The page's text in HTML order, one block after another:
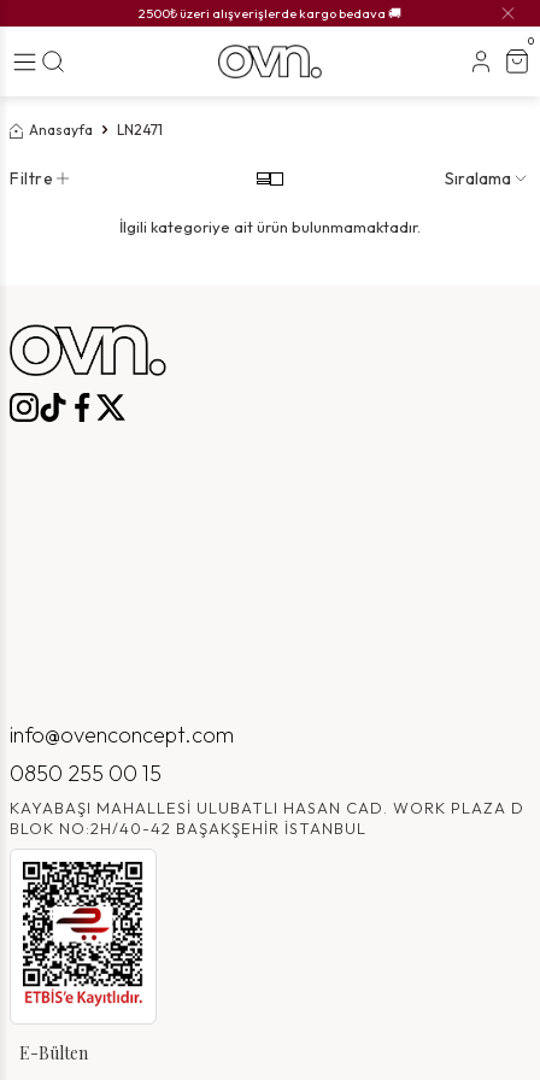
2500₺ üzeri alışverişlerde kargo bedava 🚚
0
Anasayfa LN2471
Filtre Sıralama
İlgili kategoriye ait ürün bulunmamaktadır.
info@ovenconcept.com
0850 255 00 15
KAYABAŞI MAHALLESI ULUBATLI HASAN CAD. WORK PLAZA D
BLOK NO:2H/40-42 BAŞAKŞEHIR İSTANBUL
E-Bülten